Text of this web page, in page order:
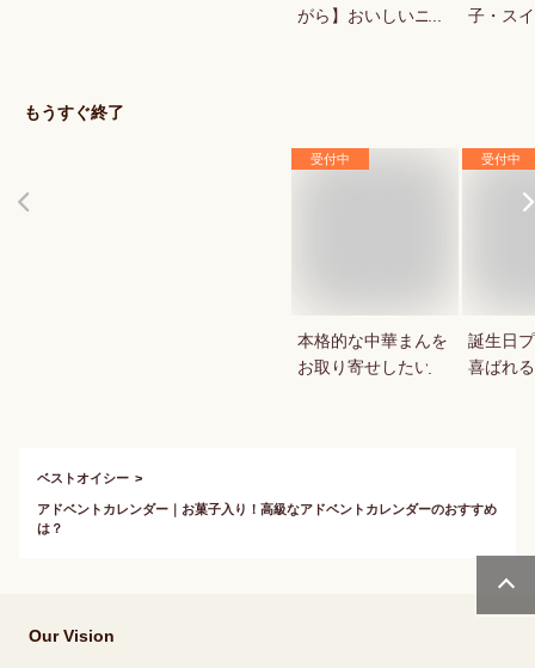
がら】おいしいニョ
子・ス
もうすぐ終了
受付中
本格的な中華まんを
お取り寄せしたい
受付中
誕生日
喜ばれ
ベストオイシー
アドベントカレンダー｜お菓子入り！高級なアドベントカレンダーのおすすめ
は？
Our Vision